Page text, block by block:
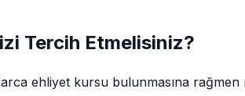
Tercih Etmelisiniz?
ehliyet kursu bulunmasına